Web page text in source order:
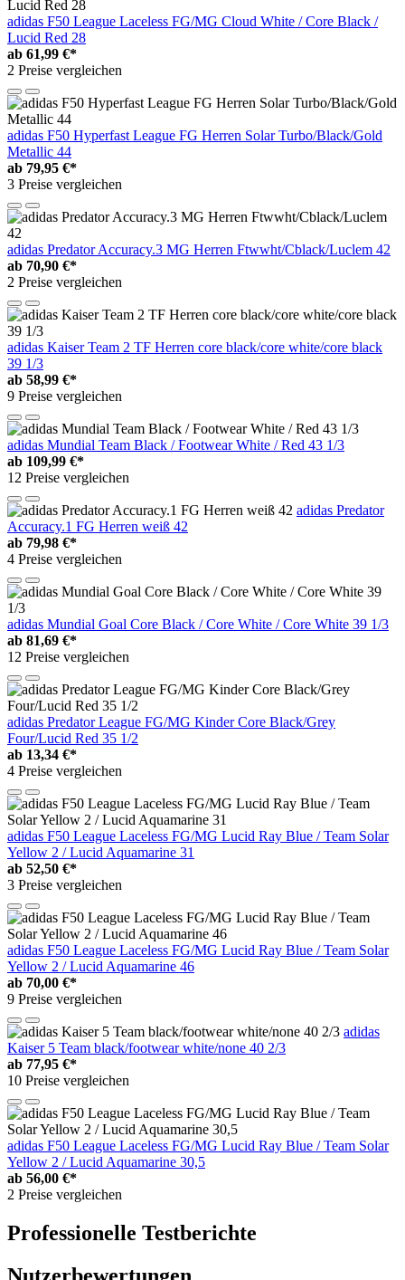
adidas F50 League Laceless FG/MG Cloud White / Core Black /
Lucid Red 28
ab 61,99 €*
2 Preise vergleichen
adidas F50 Hyperfast League FG Herren Solar Turbo/Black/Gold
Metallic 44
ab 79,95 €*
3 Preise vergleichen
adidas Predator Accuracy.3 MG Herren Ftwwht/Cblack/Luclem 42
ab 70,90 €*
2 Preise vergleichen
adidas Kaiser Team 2 TF Herren core black/core white/core black
39 1/3
ab 58,99 €*
9 Preise vergleichen
adidas Mundial Team Black / Footwear White / Red 43 1/3
ab 109,99 €*
12 Preise vergleichen
adidas Predator
Accuracy.1 FG Herren weiß 42
ab 79,98 €*
4 Preise vergleichen
adidas Mundial Goal Core Black / Core White / Core White 39 1/3
ab 81,69 €*
12 Preise vergleichen
adidas Predator League FG/MG Kinder Core Black/Grey
Four/Lucid Red 35 1/2
ab 13,34 €*
4 Preise vergleichen
adidas F50 League Laceless FG/MG Lucid Ray Blue / Team Solar
Yellow 2 / Lucid Aquamarine 31
ab 52,50 €*
3 Preise vergleichen
adidas F50 League Laceless FG/MG Lucid Ray Blue / Team Solar
Yellow 2 / Lucid Aquamarine 46
ab 70,00 €*
9 Preise vergleichen
adidas
Kaiser 5 Team black/footwear white/none 40 2/3
ab 77,95 €*
10 Preise vergleichen
adidas F50 League Laceless FG/MG Lucid Ray Blue / Team Solar
Yellow 2 / Lucid Aquamarine 30,5
ab 56,00 €*
2 Preise vergleichen
Professionelle Testberichte